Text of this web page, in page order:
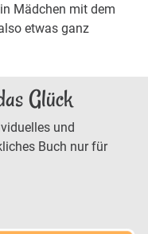
Mädchen mit dem
etwas ganz
Glück
und
Buch nur für